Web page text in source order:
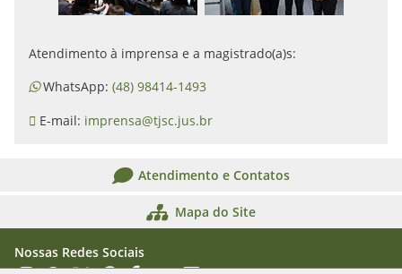
Atendimento à imprensa e a magistrado(a)s:
WhatsApp: (48) 98414-1493
E-mail: imprensa@tjsc.jus.br
Atendimento e Contatos
Mapa do Site
Nossas Redes Sociais